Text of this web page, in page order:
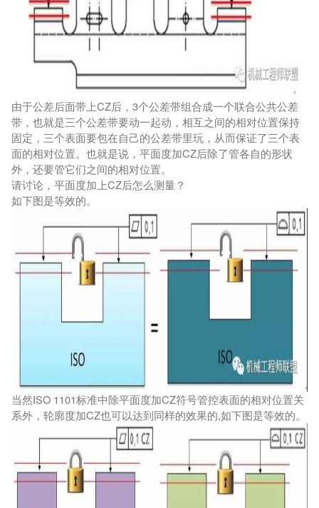
由于公差后面带上CZ后，3个公差带组合成一个联合公共公差
带，也就是三个公差带要动一起动，相互之间的相对位置保持
固定，三个表面要包在自己的公差带里玩，从而保证了三个表
面的相对位置。也就是说，平面度加CZ后除了管各自的形状
外，还要管它们之间的相对位置。
请讨论，平面度加上CZ后怎么测量？
如下图是等效的。
当然ISO 1101标准中除平面度加CZ符号管控表面的相对位置关
系外，轮廓度加CZ也可以达到同样的效果的,如下图是等效的。